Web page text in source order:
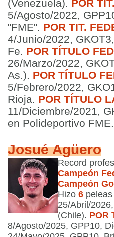
(Venezuela). POR TIT.
5/Agosto/2022,
"FME". POR TIT.
4/Junio/2022, GKOT3,
Fe. POR TÍTULO
26/Marzo/2022,
As.). POR TÍTULO
5/Febrero/2022,
Rioja. POR TÍTULO
11/Diciembre/2021,
en Polideportivo FME.
Josué Agüero
Record
Campeón
Campeón
Hizo 6
25/Abril/
(Chile). POR
8/Agosto/2025, GPP10,